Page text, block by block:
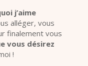
j’aime
alléger, vous
finalement vous
vous désirez
!